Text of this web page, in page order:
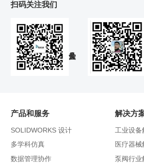
扫码关注我们
产品和服务
SOLIDWORKS 设计
多学科仿真
数据管理协作
解决方
工业设备
医疗器
泵阀行业